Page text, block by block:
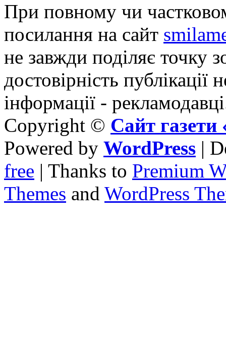
При повному чи
посилання на сайт
не завжди поділяє точку
достовірність публікації
інформації -
Copyright © Сайт
Powered by WordPress |
free | Thanks to Premium
Themes and WordPress